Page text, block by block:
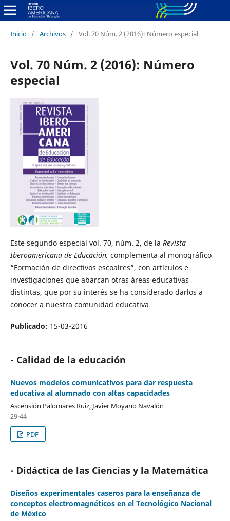
Inicio / Archivos / Vol. 70 Núm. 2 (2016): Número especial
Vol. 70 Núm. 2 (2016): Número
especial
Este segundo especial vol. 70, núm. 2, de la Revista
Iberoamericana de Educación, complementa al monográfico
“Formación de directivos escoalres”, con artículos e
investigaciones que abarcan otras áreas educativas
distintas, que por su interés se ha considerado darlos a
conocer a nuestra comunidad educativa
Publicado: 15-03-2016
- Calidad de la educación
Nuevos modelos comunicativos para dar respuesta
educativa al alumnado con altas capacidades
Ascensión Palomares Ruiz, Javier Moyano Navalón
29-44
PDF
- Didáctica de las Ciencias y la Matemática
Diseños experimentales caseros para la enseñanza de
conceptos electromagnéticos en el Tecnológico Nacional
de México